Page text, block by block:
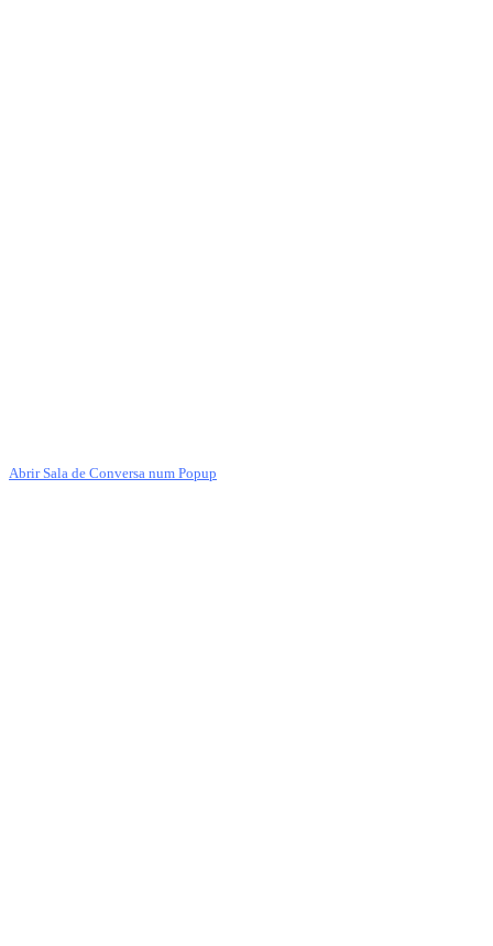
Abrir Sala de Conversa num Popup